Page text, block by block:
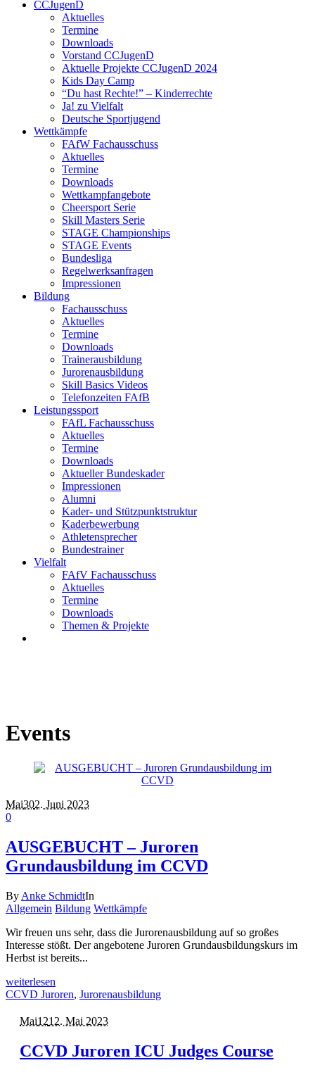
CCJugenD
Aktuelles
Termine
Downloads
Vorstand CCJugenD
Aktuelle Projekte CCJugenD 2024
Kids Day Camp
“Du hast Rechte!” – Kinderrechte
Ja! zu Vielfalt
Deutsche Sportjugend
Wettkämpfe
FAfW Fachausschuss
Aktuelles
Termine
Downloads
Wettkampfangebote
Cheersport Serie
Skill Masters Serie
STAGE Championships
STAGE Events
Bundesliga
Regelwerksanfragen
Impressionen
Bildung
Fachausschuss
Aktuelles
Termine
Downloads
Trainerausbildung
Jurorenausbildung
Skill Basics Videos
Telefonzeiten FAfB
Leistungssport
FAfL Fachausschuss
Aktuelles
Termine
Downloads
Aktueller Bundeskader
Impressionen
Alumni
Kader- und Stützpunktstruktur
Kaderbewerbung
Athletensprecher
Bundestrainer
Vielfalt
FAfV Fachausschuss
Aktuelles
Termine
Downloads
Themen & Projekte
Events
Mai302. Juni 2023
0
AUSGEBUCHT – Juroren
Grundausbildung im CCVD
By Anke SchmidtIn
Allgemein Bildung Wettkämpfe
Wir freuen uns sehr, dass die Jurorenausbildung auf so großes
Interesse stößt. Der angebotene Juroren Grundausbildungskurs im
Herbst ist bereits...
weiterlesen
CCVD Juroren, Jurorenausbildung
Mai1212. Mai 2023
CCVD Juroren ICU Judges Course